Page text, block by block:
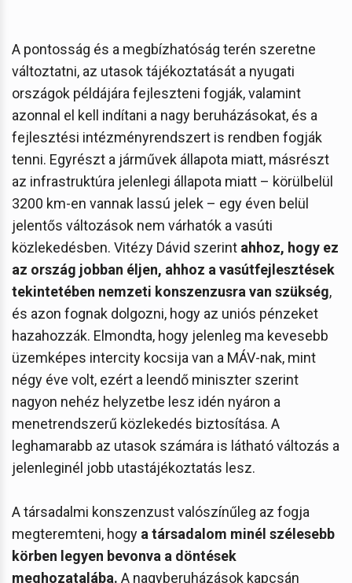
A pontosság és a megbízhatóság terén szeretne
változtatni, az utasok tájékoztatását a nyugati
országok példájára fejleszteni fogják, valamint
azonnal el kell indítani a nagy beruházásokat, és a
fejlesztési intézményrendszert is rendben fogják
tenni. Egyrészt a járművek állapota miatt, másrészt
az infrastruktúra jelenlegi állapota miatt – körülbelül
3200 km-en vannak lassú jelek – egy éven belül
jelentős változások nem várhatók a vasúti
közlekedésben. Vitézy Dávid szerint ahhoz, hogy ez
az ország jobban éljen, ahhoz a vasútfejlesztések
tekintetében nemzeti konszenzusra van szükség,
és azon fognak dolgozni, hogy az uniós pénzeket
hazahozzák. Elmondta, hogy jelenleg ma kevesebb
üzemképes intercity kocsija van a MÁV-nak, mint
négy éve volt, ezért a leendő miniszter szerint
nagyon nehéz helyzetbe lesz idén nyáron a
menetrendszerű közlekedés biztosítása. A
leghamarabb az utasok számára is látható változás a
jelenleginél jobb utastájékoztatás lesz.
A társadalmi konszenzust valószínűleg az fogja
megteremteni, hogy a társadalom minél szélesebb
körben legyen bevonva a döntések
meghozatalába. A nagyberuházások kapcsán